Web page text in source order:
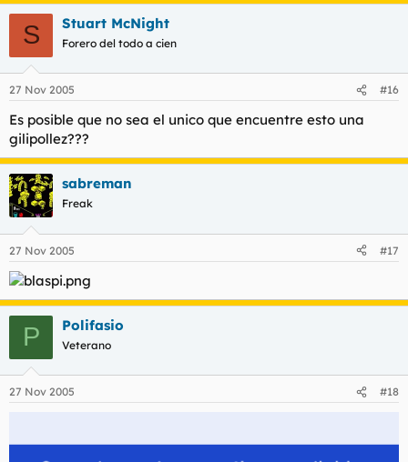
S Stuart McNight
Forero del todo a cien
27 Nov 2005 #16
Es posible que no sea el unico que encuentre esto una
gilipollez???
sabreman
Freak
27 Nov 2005 #17
P Polifasio
Veterano
27 Nov 2005 #18